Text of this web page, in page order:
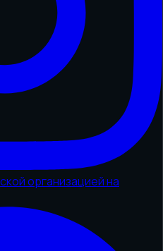
организацией на